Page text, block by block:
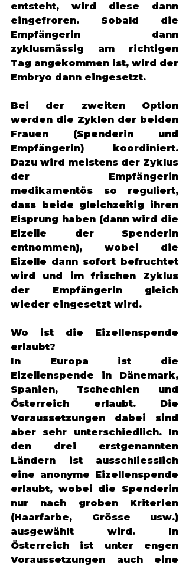
entsteht, wird diese dann
eingefroren. Sobald die
Empfängerin dann
zyklusmässig am richtigen
Tag angekommen ist, wird der
Embryo dann eingesetzt.
Bei der zweiten Option
werden die Zyklen der beiden
Frauen (Spenderin und
Empfängerin) koordiniert.
Dazu wird meistens der Zyklus
der Empfängerin
medikamentös so reguliert,
dass beide gleichzeitig ihren
Eisprung haben (dann wird die
Eizelle der Spenderin
entnommen), wobei die
Eizelle dann sofort befruchtet
wird und im frischen Zyklus
der Empfängerin gleich
wieder eingesetzt wird.
Wo ist die Eizellenspende
erlaubt?
In Europa ist die
Eizellenspende in Dänemark,
Spanien, Tschechien und
Österreich erlaubt. Die
Voraussetzungen dabei sind
aber sehr unterschiedlich. In
den drei erstgenannten
Ländern ist ausschliesslich
eine anonyme Eizellenspende
erlaubt, wobei die Spenderin
nur nach groben Kriterien
(Haarfarbe, Grösse usw.)
ausgewählt wird. In
Österreich ist unter engen
Voraussetzungen auch eine